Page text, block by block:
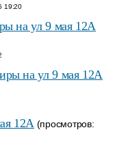
19:20
на ул 9 мая 12А
на ул 9 мая 12А
12А (просмотров: